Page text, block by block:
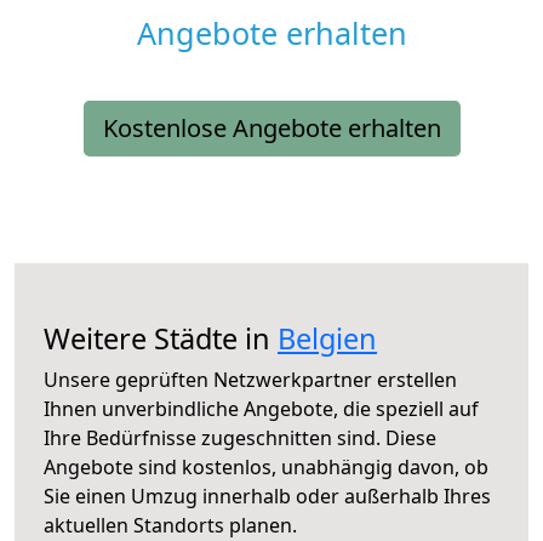
Angebote erhalten
Kostenlose Angebote erhalten
Weitere Städte in Belgien
Unsere geprüften Netzwerkpartner erstellen
Ihnen unverbindliche Angebote, die speziell auf
Ihre Bedürfnisse zugeschnitten sind. Diese
Angebote sind kostenlos, unabhängig davon, ob
Sie einen Umzug innerhalb oder außerhalb Ihres
aktuellen Standorts planen.